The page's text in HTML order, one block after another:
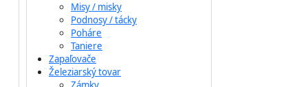
Misy / misky
Podnosy / tácky
Poháre
Taniere
Zapaľovače
Železiarský tovar